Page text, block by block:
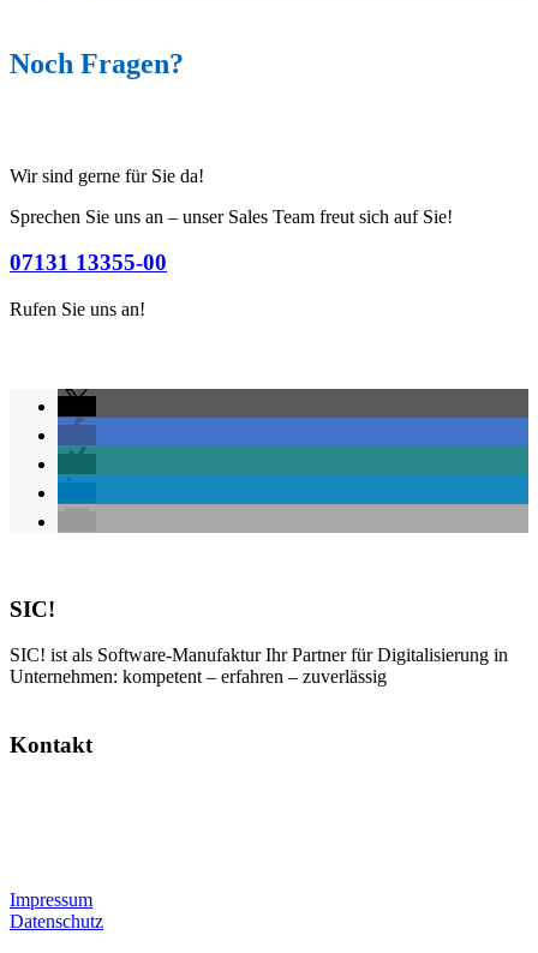
Noch Fragen?
Wir sind gerne für Sie da!
Sprechen Sie uns an – unser Sales Team freut sich auf Sie!
07131 13355-00
Rufen Sie uns an!
SIC!
SIC! ist als Software-Manufaktur Ihr Partner für Digitalisierung in
Unternehmen: kompetent – erfahren – zuverlässig
Kontakt
Impressum
Datenschutz